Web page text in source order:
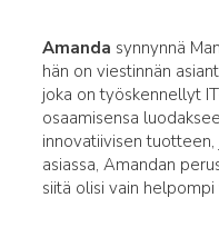
Amanda synnynnä
hän on viestinnän
joka on työskennellyt
osaamisensa
innovatiivisen
asiassa, Amandan
siitä olisi vain